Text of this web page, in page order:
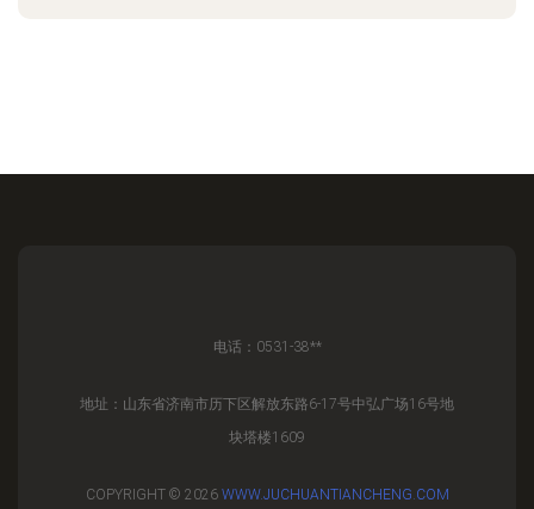
电话：0531-38**
地址：山东省济南市历下区解放东路6-17号中弘广场16号地
块塔楼1609
COPYRIGHT © 2026 WWW.JUCHUANTIANCHENG.COM